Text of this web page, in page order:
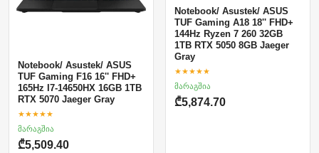
Notebook/ Asustek/ ASUS
TUF Gaming F16 16'' FHD+
165Hz I7-14650HX 16GB 1TB
RTX 5070 Jaeger Gray
★★★★★
მარაგშია
₾5,509.40
Notebook/ Asustek/ ASUS
TUF Gaming A18 18'' FHD+
144Hz Ryzen 7 260 32GB
1TB RTX 5050 8GB Jaeger
Gray
★★★★★
მარაგშია
₾5,874.70